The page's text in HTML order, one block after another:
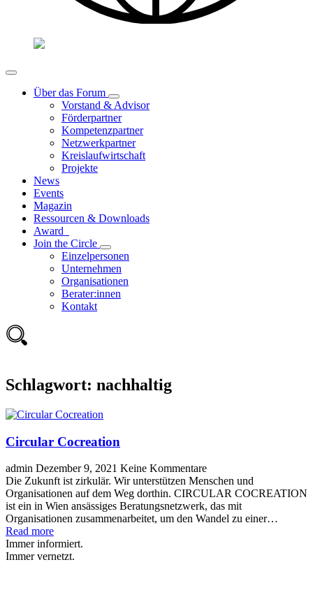
Über das Forum
Vorstand & Advisor
Förderpartner
Kompetenzpartner
Netzwerkpartner
Kreislaufwirtschaft
Projekte
News
Events
Magazin
Ressourcen & Downloads
Award
Join the Circle
Einzelpersonen
Unternehmen
Organisationen
Berater:innen
Kontakt
Schlagwort: nachhaltig
Circular Cocreation
admin Dezember 9, 2021 Keine Kommentare
Die Zukunft ist zirkulär. Wir unterstützen Menschen und
Organisationen auf dem Weg dorthin. CIRCULAR COCREATION
ist ein in Wien ansässiges Beratungsnetzwerk, das mit
Organisationen zusammenarbeitet, um den Wandel zu einer…
Read more
Immer informiert.
Immer vernetzt.